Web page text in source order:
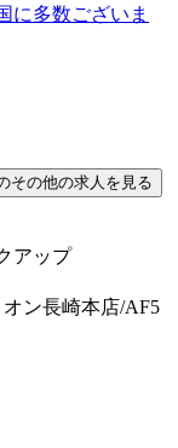
に多数ございま
その他の求人を見る
アップ
ン長崎本店/AF5